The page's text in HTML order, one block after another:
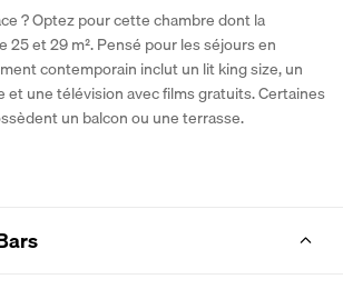
? Optez pour cette chambre dont la
25 et 29 m². Pensé pour les séjours en
contemporain inclut un lit king size, un
et une télévision avec films gratuits. Certaines
un balcon ou une terrasse.